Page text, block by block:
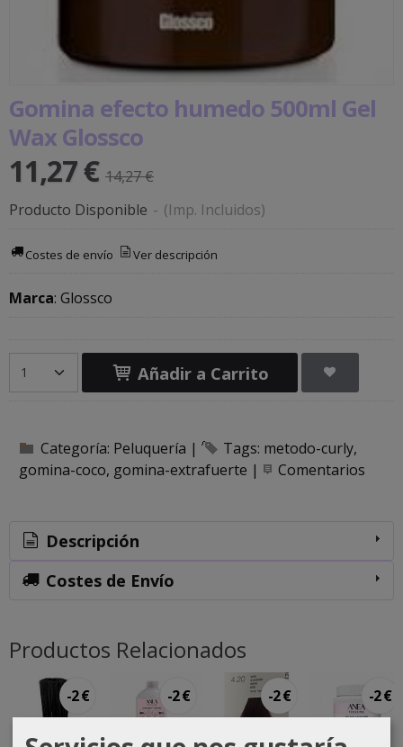
Gomina efecto humedo 500ml Gel
Wax Glossco
11,27 € 14,27 €
Producto Disponible - (Imp. Incluidos)
Costes de envío Ver descripción
Marca: Glossco
Añadir a Carrito
Categoría: Peluquería | Tags: metodo-curly
gomina-coco gomina-extrafuerte | Comentarios
Descripción
Costes de Envío
Productos Relacionados
-2 € -2 € -2 € -2 €